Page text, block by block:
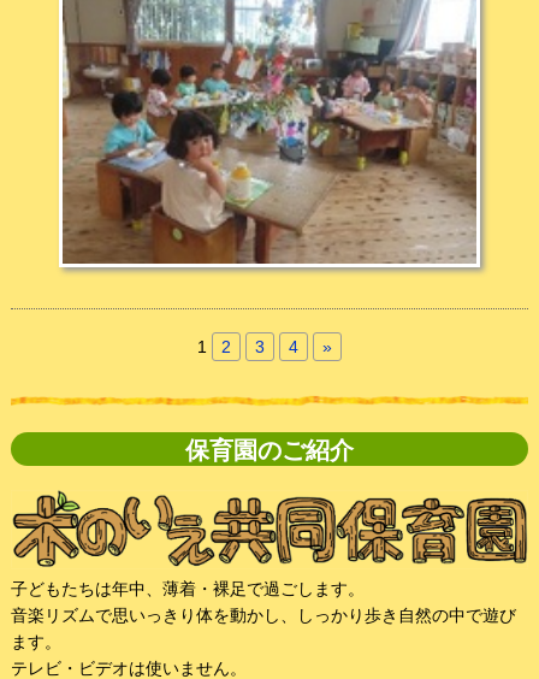
1 2 3 4 »
保育園のご紹介
子どもたちは年中、薄着・裸足で過ごします。
音楽リズムで思いっきり体を動かし、しっかり歩き自然の中で遊び
ます。
テレビ・ビデオは使いません。